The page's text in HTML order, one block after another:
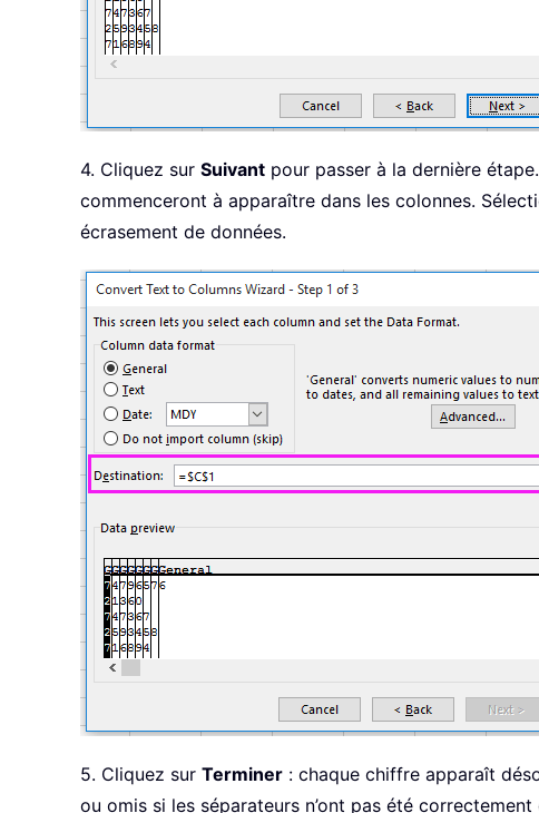
4. Cliquez sur Suivant pour passer à la dernière
commenceront à apparaître dans les colonnes.
écrasement de données.
5. Cliquez sur Terminer : chaque chiffre apparaît
ou omis si les séparateurs n’ont pas été correctement